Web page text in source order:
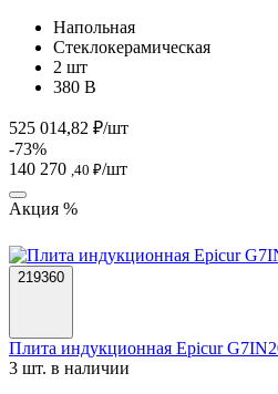
Напольная
Стеклокерамическая
2 шт
380 В
525 014,82 ₽/шт
-73%
140 270 ,40 ₽/шт
Акция %
219360
Плита индукционная Epicur
3 шт. в наличии